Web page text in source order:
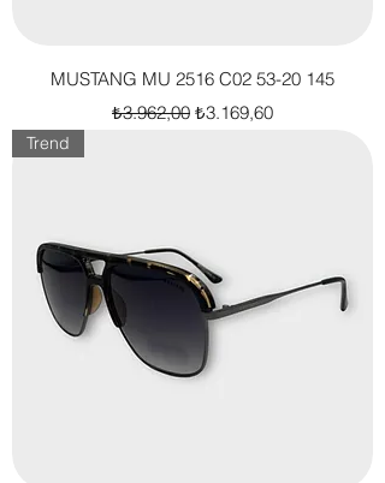
MUSTANG MU 2516 C02 53-20 145
Normal Fiyat
₺3.962,00 İndirimli Fiyat
₺3.169,60
Trend